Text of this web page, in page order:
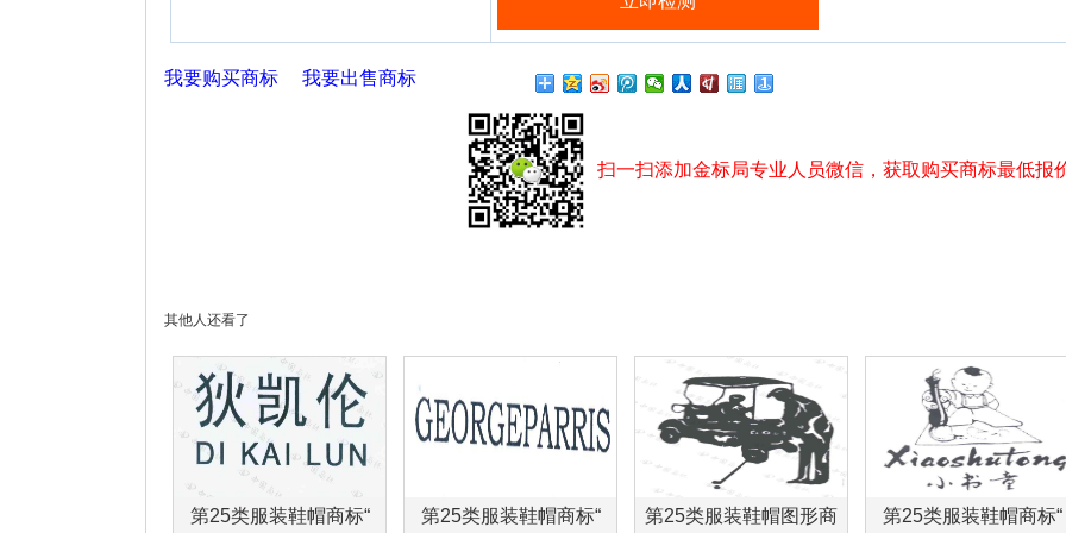
我要购买商标 我要出售商标
扫一扫添加金标局专业人员微信，获取购买商标最低报
其他人还看了
第25类服装鞋帽商标“ 第25类服装鞋帽商标“ 第25类服装鞋帽图形商 第25类服装鞋帽商标“